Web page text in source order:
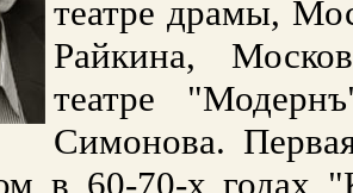
театре драмы,
Райкина,
театре
Симонова.
в 60-70-х годах